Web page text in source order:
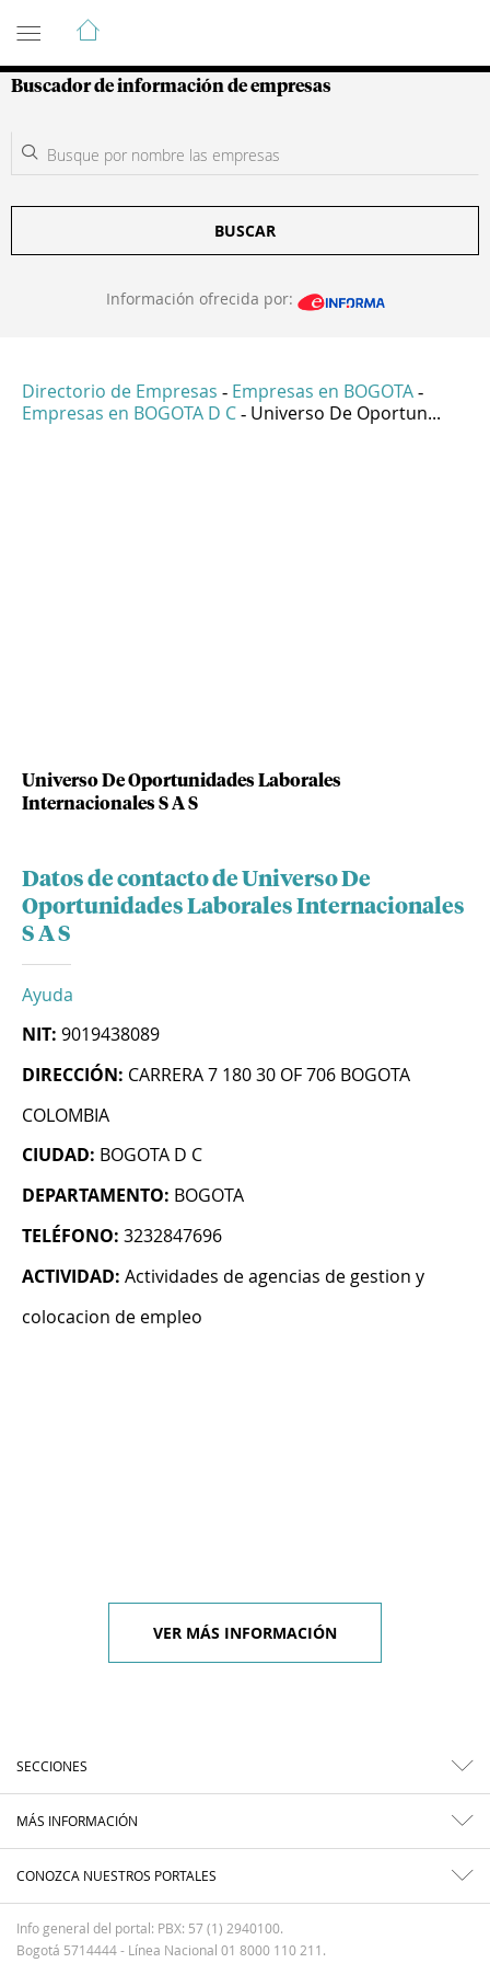
Guía de Empresas Colombianas
Buscador de información de empresas
BUSCAR
Información ofrecida por:
Directorio de Empresas - Empresas en BOGOTA -
Empresas en BOGOTA D C - Universo De Oportun...
Universo De Oportunidades Laborales
Internacionales S A S
Datos de contacto de Universo De
Oportunidades Laborales Internacionales
S A S
Ayuda
NIT: 9019438089
DIRECCIÓN: CARRERA 7 180 30 OF 706 BOGOTA
COLOMBIA
CIUDAD: BOGOTA D C
DEPARTAMENTO: BOGOTA
TELÉFONO: 3232847696
ACTIVIDAD: Actividades de agencias de gestion y
colocacion de empleo
VER MÁS INFORMACIÓN
SECCIONES
MÁS INFORMACIÓN
CONOZCA NUESTROS PORTALES
Info general del portal: PBX: 57 (1) 2940100.
Bogotá 5714444 - Línea Nacional 01 8000 110 211.